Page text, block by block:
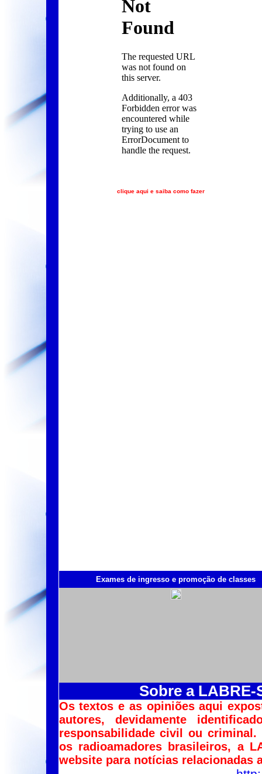
clique aqui e saiba como fazer
Exames de ingresso e promoção de classes
Sobre a
Os textos e as opiniões aqui
autores, devidamente
responsabilidade civil ou
os radioamadores brasileiros, a
website para notícias relacionadas